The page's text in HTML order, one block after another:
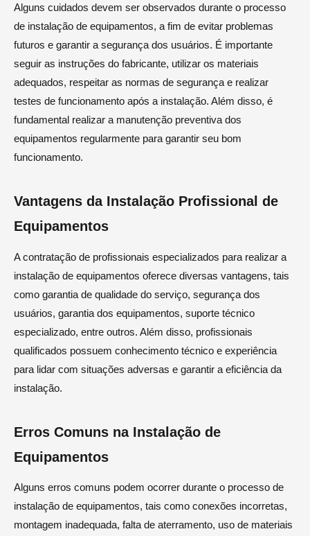
Alguns cuidados devem ser observados durante o processo
de instalação de equipamentos, a fim de evitar problemas
futuros e garantir a segurança dos usuários. É importante
seguir as instruções do fabricante, utilizar os materiais
adequados, respeitar as normas de segurança e realizar
testes de funcionamento após a instalação. Além disso, é
fundamental realizar a manutenção preventiva dos
equipamentos regularmente para garantir seu bom
funcionamento.
Vantagens da Instalação Profissional de
Equipamentos
A contratação de profissionais especializados para realizar a
instalação de equipamentos oferece diversas vantagens, tais
como garantia de qualidade do serviço, segurança dos
usuários, garantia dos equipamentos, suporte técnico
especializado, entre outros. Além disso, profissionais
qualificados possuem conhecimento técnico e experiência
para lidar com situações adversas e garantir a eficiência da
instalação.
Erros Comuns na Instalação de
Equipamentos
Alguns erros comuns podem ocorrer durante o processo de
instalação de equipamentos, tais como conexões incorretas,
montagem inadequada, falta de aterramento, uso de materiais